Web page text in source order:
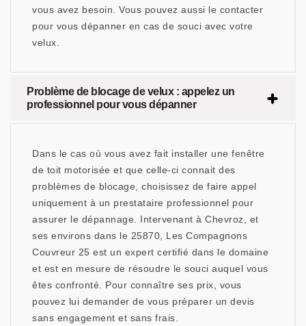
vous avez besoin. Vous pouvez aussi le contacter
pour vous dépanner en cas de souci avec votre
velux.
Problème de blocage de velux : appelez un
professionnel pour vous dépanner
Dans le cas où vous avez fait installer une fenêtre
de toit motorisée et que celle-ci connait des
problèmes de blocage, choisissez de faire appel
uniquement à un prestataire professionnel pour
assurer le dépannage. Intervenant à Chevroz, et
ses environs dans le 25870, Les Compagnons
Couvreur 25 est un expert certifié dans le domaine
et est en mesure de résoudre le souci auquel vous
êtes confronté. Pour connaître ses prix, vous
pouvez lui demander de vous préparer un devis
sans engagement et sans frais.